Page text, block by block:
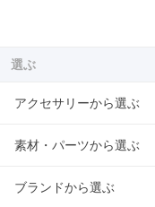
選ぶ
アクセサリーから選ぶ
素材・パーツから選ぶ
ブランドから選ぶ